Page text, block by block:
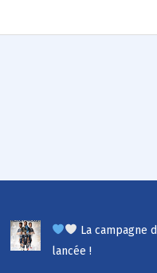
La campagne
lancée !